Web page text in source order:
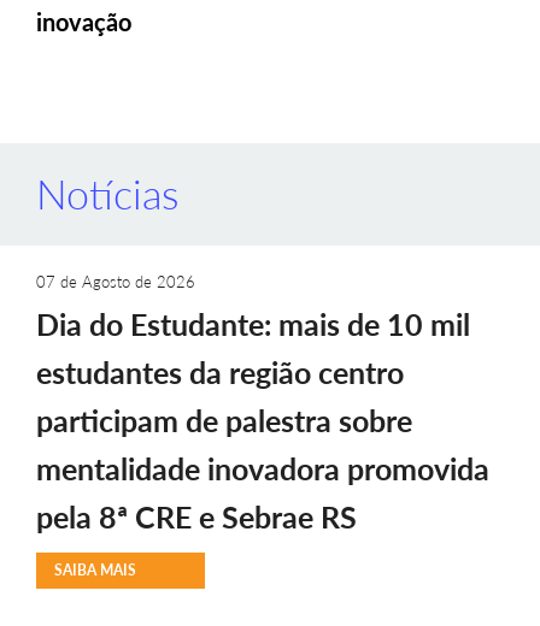
inovação
Notícias
07 de Agosto de 2026
Dia do Estudante: mais de 10 mil
estudantes da região centro
participam de palestra sobre
mentalidade inovadora promovida
pela 8ª CRE e Sebrae RS
SAIBA MAIS